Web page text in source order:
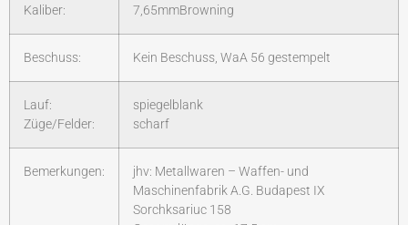
Kaliber: 7,65mmBrowning
Beschuss: Kein Beschuss, WaA 56 gestempelt
Lauf:
Züge/Felder:
spiegelblank
scharf
Bemerkungen:
jhv: Metallwaren – Waffen- und
Maschinenfabrik A.G. Budapest IX
Sorchksariuc 158